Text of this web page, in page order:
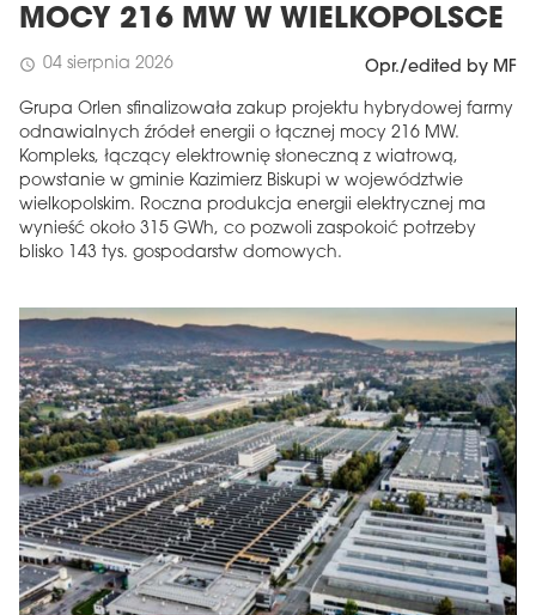
MOCY 216 MW W WIELKOPOLSCE
schedule 04 sierpnia 2026 Opr./edited by MF
Grupa Orlen sfinalizowała zakup projektu hybrydowej farmy
odnawialnych źródeł energii o łącznej mocy 216 MW.
Kompleks, łączący elektrownię słoneczną z wiatrową,
powstanie w gminie Kazimierz Biskupi w województwie
wielkopolskim. Roczna produkcja energii elektrycznej ma
wynieść około 315 GWh, co pozwoli zaspokoić potrzeby
blisko 143 tys. gospodarstw domowych.